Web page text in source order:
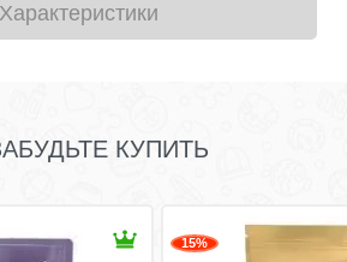
Характеристики
КУПИТЬ
15%